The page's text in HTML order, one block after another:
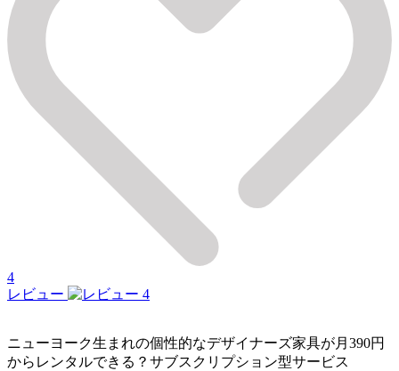
4
レビュー
4
ニューヨーク生まれの個性的なデザイナーズ家具が月390円
からレンタルできる？サブスクリプション型サービス